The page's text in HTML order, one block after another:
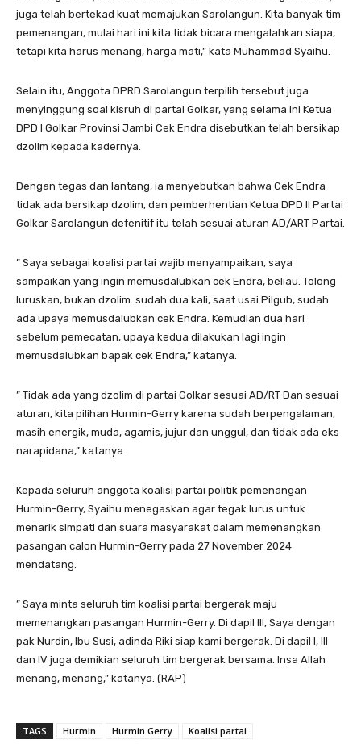
juga telah bertekad kuat memajukan Sarolangun. Kita banyak tim
pemenangan, mulai hari ini kita tidak bicara mengalahkan siapa,
tetapi kita harus menang, harga mati,” kata Muhammad Syaihu.
Selain itu, Anggota DPRD Sarolangun terpilih tersebut juga
menyinggung soal kisruh di partai Golkar, yang selama ini Ketua
DPD I Golkar Provinsi Jambi Cek Endra disebutkan telah bersikap
dzolim kepada kadernya.
Dengan tegas dan lantang, ia menyebutkan bahwa Cek Endra
tidak ada bersikap dzolim, dan pemberhentian Ketua DPD II Partai
Golkar Sarolangun defenitif itu telah sesuai aturan AD/ART Partai.
” Saya sebagai koalisi partai wajib menyampaikan, saya
sampaikan yang ingin memusdalubkan cek Endra, beliau. Tolong
luruskan, bukan dzolim. sudah dua kali, saat usai Pilgub, sudah
ada upaya memusdalubkan cek Endra. Kemudian dua hari
sebelum pemecatan, upaya kedua dilakukan lagi ingin
memusdalubkan bapak cek Endra,” katanya.
” Tidak ada yang dzolim di partai Golkar sesuai AD/RT Dan sesuai
aturan, kita pilihan Hurmin-Gerry karena sudah berpengalaman,
masih energik, muda, agamis, jujur dan unggul, dan tidak ada eks
narapidana,” katanya.
Kepada seluruh anggota koalisi partai politik pemenangan
Hurmin-Gerry, Syaihu menegaskan agar tegak lurus untuk
menarik simpati dan suara masyarakat dalam memenangkan
pasangan calon Hurmin-Gerry pada 27 November 2024
mendatang.
” Saya minta seluruh tim koalisi partai bergerak maju
memenangkan pasangan Hurmin-Gerry. Di dapil III, Saya dengan
pak Nurdin, Ibu Susi, adinda Riki siap kami bergerak. Di dapil I, III
dan IV juga demikian seluruh tim bergerak bersama. Insa Allah
menang, menang,” katanya. (RAP)
TAGS Hurmin Hurmin Gerry
Koalisi partai